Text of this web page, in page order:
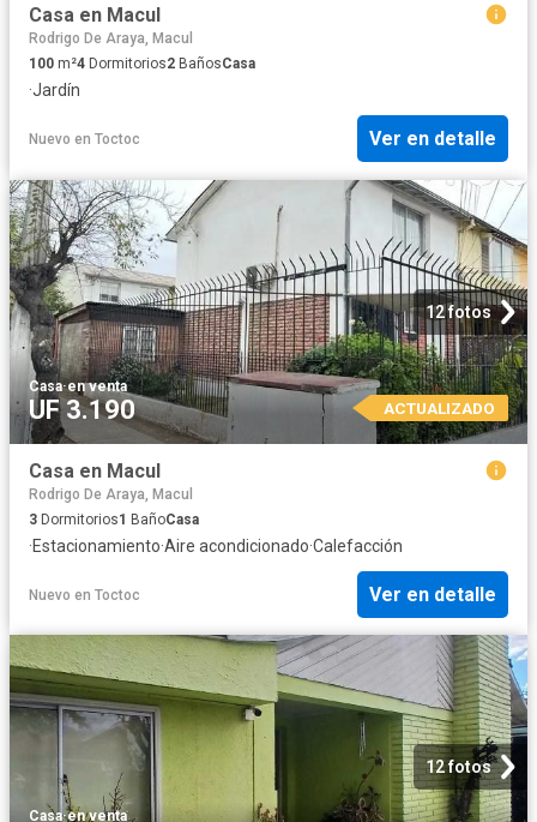
Casa en Macul
Rodrigo De Araya, Macul
100 m²4 Dormitorios2 BañosCasa
·Jardín
Nuevo en Toctoc Ver en detalle
12 fotos
Casa·en venta
UF 3.190 ACTUALIZADO
Casa en Macul
Rodrigo De Araya, Macul
3 Dormitorios1 BañoCasa
·Estacionamiento·Aire acondicionado·Calefacción
Nuevo en Toctoc Ver en detalle
12 fotos
Casa·en venta